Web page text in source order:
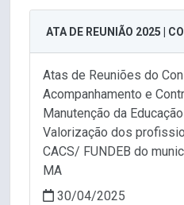
ATA DE REUNIÃO 2025 |
Atas de Reuniões do
Acompanhamento e
Manutenção da
Valorização dos
CACS/ FUNDEB do
MA
30/04/2025